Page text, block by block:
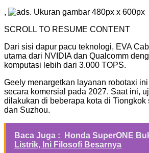
,
. Ukuran gambar 480px x 600px
SCROLL TO RESUME CONTENT
Dari sisi dapur pacu teknologi, EVA
utama dari NVIDIA dan Qualcomm
komputasi lebih dari 3.000 TOPS.
Geely menargetkan layanan robotaxi
secara komersial pada 2027. Saat ini,
dilakukan di beberapa kota di Tiongkok
dan Suzhou.
Baca Juga :
Honda SuperONE
Listrik, Ini Filosofi Besarnya